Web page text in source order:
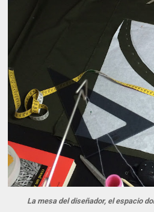
La mesa del diseñador, el espacio